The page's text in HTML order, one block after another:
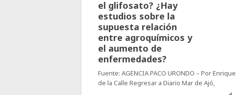
el glifosato? ¿Hay
estudios sobre la
supuesta relación
entre agroquímicos y
el aumento de
enfermedades?
Fuente: AGENCIA PACO URONDO – Por Enrique
de la Calle Regresar a Diario Mar de Ajó,